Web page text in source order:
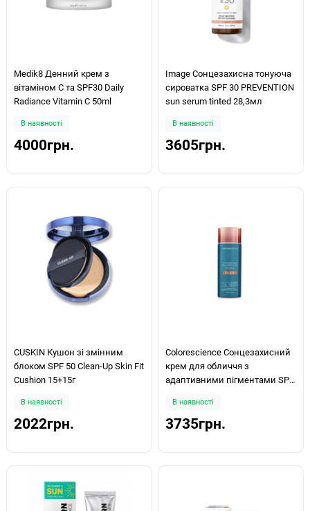
Medik8 Денний крем з
вітаміном С та SPF30 Daily
Radiance Vitamin C 50ml
В наявності
4000грн.
Image Сонцезахисна тонуюча
сироватка SPF 30 PREVENTION
sun serum tinted 28,3мл
В наявності
3605грн.
CUSKIN Кушон зі змінним
блоком SPF 50 Clean-Up Skin Fit
Cushion 15+15г
В наявності
2022грн.
Colorescience Сонцезахисний
крем для обличчя з
адаптивними пігментами SPF
Protection™ Face Shield Flex
55ml
В наявності
3735грн.